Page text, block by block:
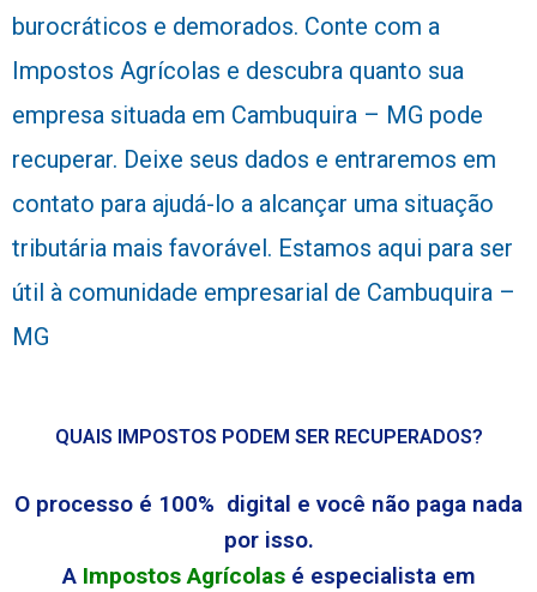
burocráticos e demorados. Conte com a
Impostos Agrícolas e descubra quanto sua
empresa situada em Cambuquira – MG pode
recuperar. Deixe seus dados e entraremos em
contato para ajudá-lo a alcançar uma situação
tributária mais favorável. Estamos aqui para ser
útil à comunidade empresarial de Cambuquira –
MG
QUAIS IMPOSTOS PODEM SER RECUPERADOS?
O processo é 100% digital e você não paga nada
por isso.
A Impostos Agrícolasé especialista em